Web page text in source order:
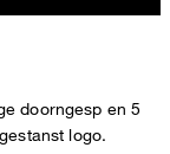
doorngesp en 5
logo.